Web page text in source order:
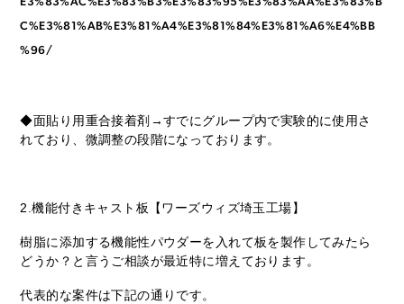
C%E3%81%AB%E3%81%A4%E3%81%84%E3%81%A6%E4%BB
%96/
◆面貼り用重合接着剤→すでにグループ内で実験的に使用さ
れており、微調整の段階になっております。
2.機能付きキャスト板【ワーズウィズ埼玉工場】
樹脂に添加する機能性パウダーを入れて板を製作してみたら
どうか？と言うご相談が最近特に増えております。
代表的な案件は下記の通りです。